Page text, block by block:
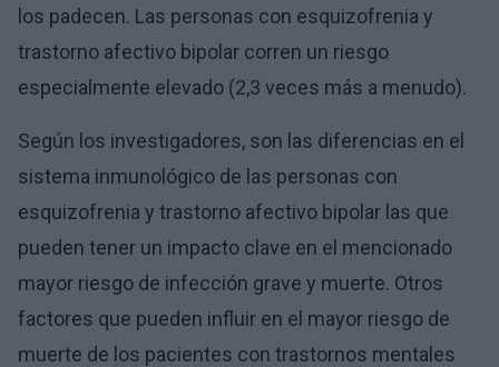
los padecen. Las personas con esquizofrenia y
trastorno afectivo bipolar corren un riesgo
especialmente elevado (2,3 veces más a menudo).
Según los investigadores, son las diferencias en el
sistema inmunológico de las personas con
esquizofrenia y trastorno afectivo bipolar las que
pueden tener un impacto clave en el mencionado
mayor riesgo de infección grave y muerte. Otros
factores que pueden influir en el mayor riesgo de
muerte de los pacientes con trastornos mentales